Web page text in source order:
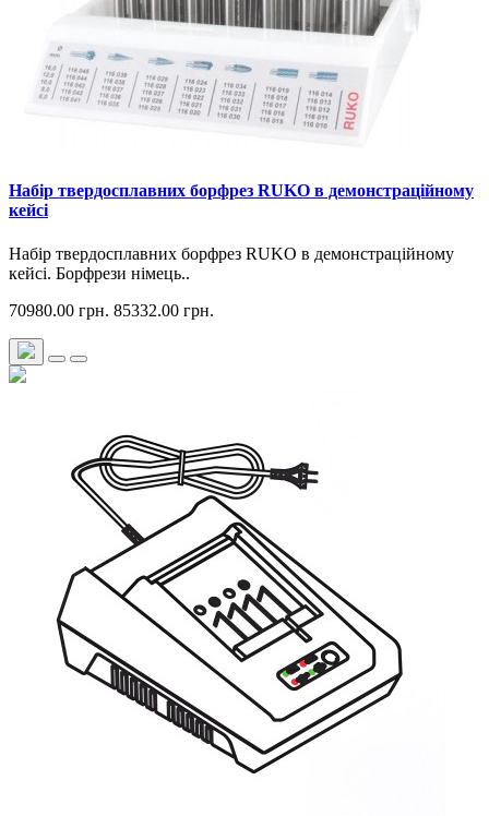
Набір твердосплавних борфрез RUKO в демонстраційному
кейсі
Набір твердосплавних борфрез RUKO в демонстраційному
кейсі. Борфрези німець..
70980.00 грн. 85332.00 грн.